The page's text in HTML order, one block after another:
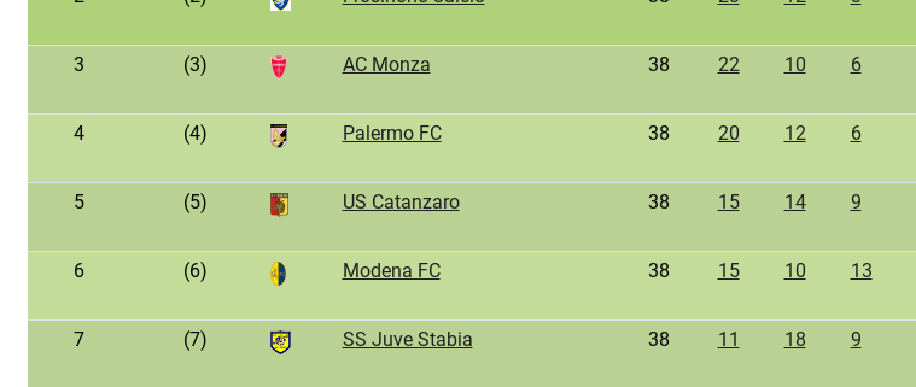
3 (3) AC Monza 38 22 10 6
4 (4) Palermo FC 38 20 12 6
5 (5) US Catanzaro 38 15 14 9
6 (6) Modena FC 38 15 10 13
7 (7) SS Juve Stabia 38 11 18 9